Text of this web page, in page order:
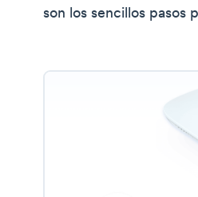
son los sencillos pasos